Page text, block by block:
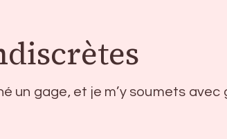
un gage, et je m’y soumets